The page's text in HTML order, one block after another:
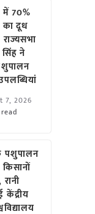
70%
का दूध
राज्यसभा
ने
7, 2026
पशुपालन
केंद्रीय